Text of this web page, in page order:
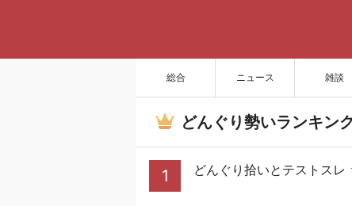
総合 ニュース 雑談
どんぐり勢いランキン
1 どんぐり拾いとテストス